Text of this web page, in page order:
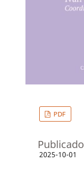
PDF
Publicado
2025-10-01